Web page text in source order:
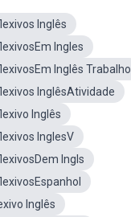
Inglês
Ingles
Inglês Trabalho
InglêsAtividade
Inglês
InglesV
Ingls
Inglês